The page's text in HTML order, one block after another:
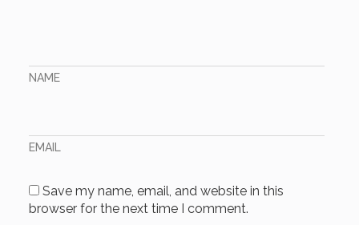
NAME
EMAIL
Save my name, email, and website in this
browser for the next time I comment.